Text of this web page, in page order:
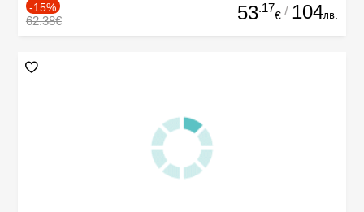
-15%
62.38€ 53.17
€ / 104лв.